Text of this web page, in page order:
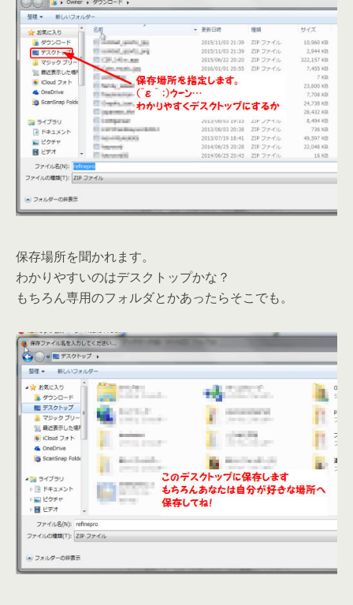
保存場所を聞かれます。
わかりやすいのはデスクトップかな？
もちろん専用のフォルダとかあったらそこでも。